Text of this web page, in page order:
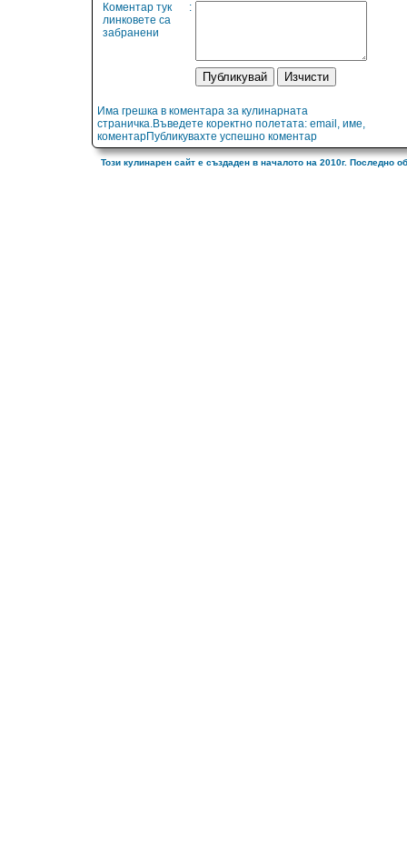
Коментар тук
линковете са
забранени
:
Има грешка в коментара за кулинарната
страничка.Въведете коректно полетата: email, име,
коментарПубликувахте успешно коментар
Този кулинарен сайт е създаден в началото на 2010г. Последно